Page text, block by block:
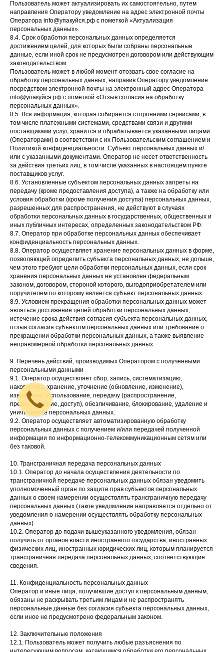
Пользователь может актуализировать их самостоятельно, путем
направления Оператору уведомление на адрес электронной почты
Оператора infо@упакуйся.рф с пометкой «Актуализация
персональных данных».
8.4. Срок обработки персональных данных определяется
достижением целей, для которых были собраны персональные
данные, если иной срок не предусмотрен договором или действующим
законодательством.
Пользователь может в любой момент отозвать свое согласие на
обработку персональных данных, направив Оператору уведомление
посредством электронной почты на электронный адрес Оператора
infо@упакуйся.рф с пометкой «Отзыв согласия на обработку
персональных данных».
8.5. Вся информация, которая собирается сторонними сервисами, в
том числе платежными системами, средствами связи и другими
поставщиками услуг, хранится и обрабатывается указанными лицами
(Операторами) в соответствии с их Пользовательским соглашением и
Политикой конфиденциальности. Субъект персональных данных и/
или с указанными документами. Оператор не несет ответственность
за действия третьих лиц, в том числе указанных в настоящем пункте
поставщиков услуг.
8.6. Установленные субъектом персональных данных запреты на
передачу (кроме предоставления доступа), а также на обработку или
условия обработки (кроме получения доступа) персональных данных,
разрешенных для распространения, не действуют в случаях
обработки персональных данных в государственных, общественных и
иных публичных интересах, определенных законодательством РФ.
8.7. Оператор при обработке персональных данных обеспечивает
конфиденциальность персональных данных.
8.8. Оператор осуществляет хранение персональных данных в форме,
позволяющей определить субъекта персональных данных, не дольше,
чем этого требуют цели обработки персональных данных, если срок
хранения персональных данных не установлен федеральным
законом, договором, стороной которого, выгодоприобретателем или
поручителем по которому является субъект персональных данных.
8.9. Условием прекращения обработки персональных данных может
являться достижение целей обработки персональных данных,
истечение срока действия согласия субъекта персональных данных,
отзыв согласия субъектом персональных данных или требование о
прекращении обработки персональных данных, а также выявление
неправомерной обработки персональных данных.
9. Перечень действий, производимых Оператором с полученными
персональными данными
9.1. Оператор осуществляет сбор, запись, систематизацию,
накопление, хранение, уточнение (обновление, изменение),
извлечение, использование, передачу (распространение,
предоставление, доступ), обезличивание, блокирование, удаление и
уничтожение персональных данных.
9.2. Оператор осуществляет автоматизированную обработку
персональных данных с получением и/или передачей полученной
информации по информационно-телекоммуникационным сетям или
без таковой.
10. Трансграничная передача персональных данных
10.1. Оператор до начала осуществления деятельности по
трансграничной передаче персональных данных обязан уведомить
уполномоченный орган по защите прав субъектов персональных
данных о своем намерении осуществлять трансграничную передачу
персональных данных (такое уведомление направляется отдельно от
уведомления о намерении осуществлять обработку персональных
данных).
10.2. Оператор до подачи вышеуказанного уведомления, обязан
получить от органов власти иностранного государства, иностранных
физических лиц, иностранных юридических лиц, которым планируется
трансграничная передача персональных данных, соответствующие
сведения.
11. Конфиденциальность персональных данных
Оператор и иные лица, получившие доступ к персональным данным,
обязаны не раскрывать третьим лицам и не распространять
персональные данные без согласия субъекта персональных данных,
если иное не предусмотрено федеральным законом.
12. Заключительные положения
12.1. Пользователь может получить любые разъяснения по